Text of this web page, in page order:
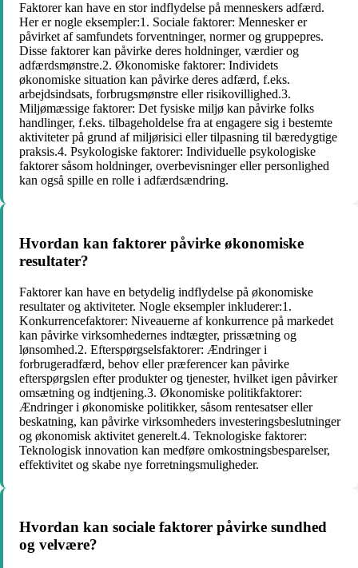
Faktorer kan have en stor indflydelse på menneskers adfærd.
Her er nogle eksempler:1. Sociale faktorer: Mennesker er
påvirket af samfundets forventninger, normer og gruppepres.
Disse faktorer kan påvirke deres holdninger, værdier og
adfærdsmønstre.2. Økonomiske faktorer: Individets
økonomiske situation kan påvirke deres adfærd, f.eks.
arbejdsindsats, forbrugsmønstre eller risikovillighed.3.
Miljømæssige faktorer: Det fysiske miljø kan påvirke folks
handlinger, f.eks. tilbageholdelse fra at engagere sig i bestemte
aktiviteter på grund af miljørisici eller tilpasning til bæredygtige
praksis.4. Psykologiske faktorer: Individuelle psykologiske
faktorer såsom holdninger, overbevisninger eller personlighed
kan også spille en rolle i adfærdsændring.
Hvordan kan faktorer påvirke økonomiske
resultater?
Faktorer kan have en betydelig indflydelse på økonomiske
resultater og aktiviteter. Nogle eksempler inkluderer:1.
Konkurrencefaktorer: Niveauerne af konkurrence på markedet
kan påvirke virksomhedernes indtægter, prissætning og
lønsomhed.2. Efterspørgselsfaktorer: Ændringer i
forbrugeradfærd, behov eller præferencer kan påvirke
efterspørgslen efter produkter og tjenester, hvilket igen påvirker
omsætning og indtjening.3. Økonomiske politikfaktorer:
Ændringer i økonomiske politikker, såsom rentesatser eller
beskatning, kan påvirke virksomheders investeringsbeslutninger
og økonomisk aktivitet generelt.4. Teknologiske faktorer:
Teknologisk innovation kan medføre omkostningsbesparelser,
effektivitet og skabe nye forretningsmuligheder.
Hvordan kan sociale faktorer påvirke sundhed
og velvære?